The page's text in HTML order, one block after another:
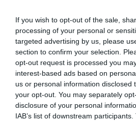
If you wish to opt-out of the sale,
processing of your personal or
targeted advertising by us, please
section to confirm your selection.
opt-out request is processed you
interest-based ads based on
us or personal information disclosed
your opt-out. You may separately
disclosure of your personal
IAB’s list of downstream
TÁVOLÍTSUK EL A SZENVEDŐ
MERT SZOMORÚVÁ
HASONLÓ ÉRDEKESSÉGEK